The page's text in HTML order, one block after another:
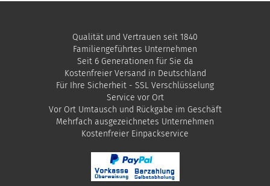
Qualität und Vertrauen seit 1840
Familiengeführtes Unternehmen
Seit 6 Generationen für Sie da
Kostenfreier Versand in Deutschland
Für Ihre Sicherheit - SSL Verschlüsselung
Service vor Ort
Vor Ort Umtausch und Rückgabe im Geschäft
Mehrfach ausgezeichnetes Unternehmen
​Kostenfreier Einpackservice